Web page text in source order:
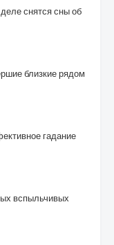
снятся сны об
близкие рядом
гадание
вспыльчивых